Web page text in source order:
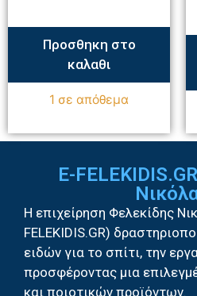
Προσθηκη στο
καλαθι
1 σε απόθεμα
E-
Η επιχείρηση Φελεκίδης
FELEKIDIS.GR)
ειδών για το σπίτι, την
προσφέροντας μια
και ποιοτικών προϊόντων.